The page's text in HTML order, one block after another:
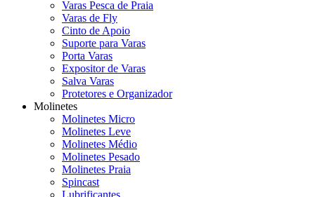
Varas Pesca de Praia
Varas de Fly
Cinto de Apoio
Suporte para Varas
Porta Varas
Expositor de Varas
Salva Varas
Protetores e Organizador
Molinetes
Molinetes Micro
Molinetes Leve
Molinetes Médio
Molinetes Pesado
Molinetes Praia
Spincast
Lubrificantes